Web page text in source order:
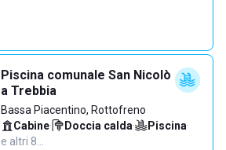
Piscina comunale San Nicolò
a Trebbia
Bassa Piacentino, Rottofreno
Cabine· Doccia calda· Piscina·
e altri 8…